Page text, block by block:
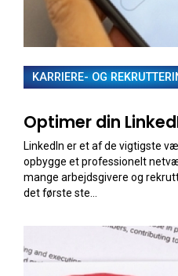
KARRIERE- OG
Optimer din
LinkedIn er et af de vigtigste
opbygge et professionelt
mange arbejdsgivere og
det første ste...